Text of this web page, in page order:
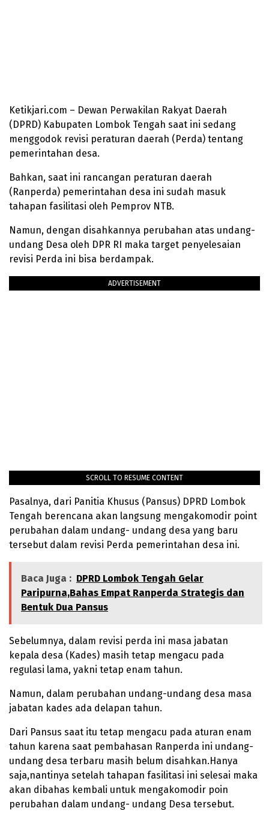
Ketikjari.com – Dewan Perwakilan Rakyat Daerah
(DPRD) Kabupaten Lombok Tengah saat ini sedang
menggodok revisi peraturan daerah (Perda) tentang
pemerintahan desa.
Bahkan, saat ini rancangan peraturan daerah
(Ranperda) pemerintahan desa ini sudah masuk
tahapan fasilitasi oleh Pemprov NTB.
Namun, dengan disahkannya perubahan atas undang-
undang Desa oleh DPR RI maka target penyelesaian
revisi Perda ini bisa berdampak.
ADVERTISEMENT
SCROLL TO RESUME CONTENT
Pasalnya, dari Panitia Khusus (Pansus) DPRD Lombok
Tengah berencana akan langsung mengakomodir point
perubahan dalam undang- undang desa yang baru
tersebut dalam revisi Perda pemerintahan desa ini.
Baca Juga : DPRD Lombok Tengah Gelar
Paripurna,Bahas Empat Ranperda Strategis dan
Bentuk Dua Pansus
Sebelumnya, dalam revisi perda ini masa jabatan
kepala desa (Kades) masih tetap mengacu pada
regulasi lama, yakni tetap enam tahun.
Namun, dalam perubahan undang-undang desa masa
jabatan kades ada delapan tahun.
Dari Pansus saat itu tetap mengacu pada aturan enam
tahun karena saat pembahasan Ranperda ini undang-
undang desa terbaru masih belum disahkan.Hanya
saja,nantinya setelah tahapan fasilitasi ini selesai maka
akan dibahas kembali untuk mengakomodir poin
perubahan dalam undang- undang Desa tersebut.